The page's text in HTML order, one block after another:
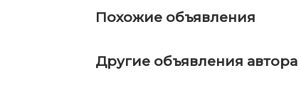
Похожие объявления
Другие объявления автора